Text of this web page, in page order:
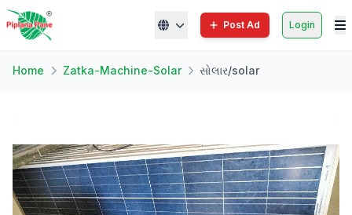
Post Ad Login
Home Zatka-Machine-Solar સોલાર/solar